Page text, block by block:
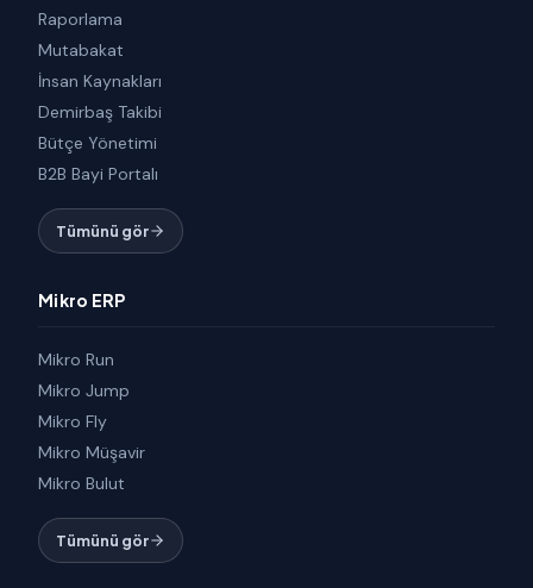
Raporlama
Mutabakat
İnsan Kaynakları
Demirbaş Takibi
Bütçe Yönetimi
B2B Bayi Portalı
Tümünü gör
Mikro ERP
Mikro Run
Mikro Jump
Mikro Fly
Mikro Müşavir
Mikro Bulut
Tümünü gör